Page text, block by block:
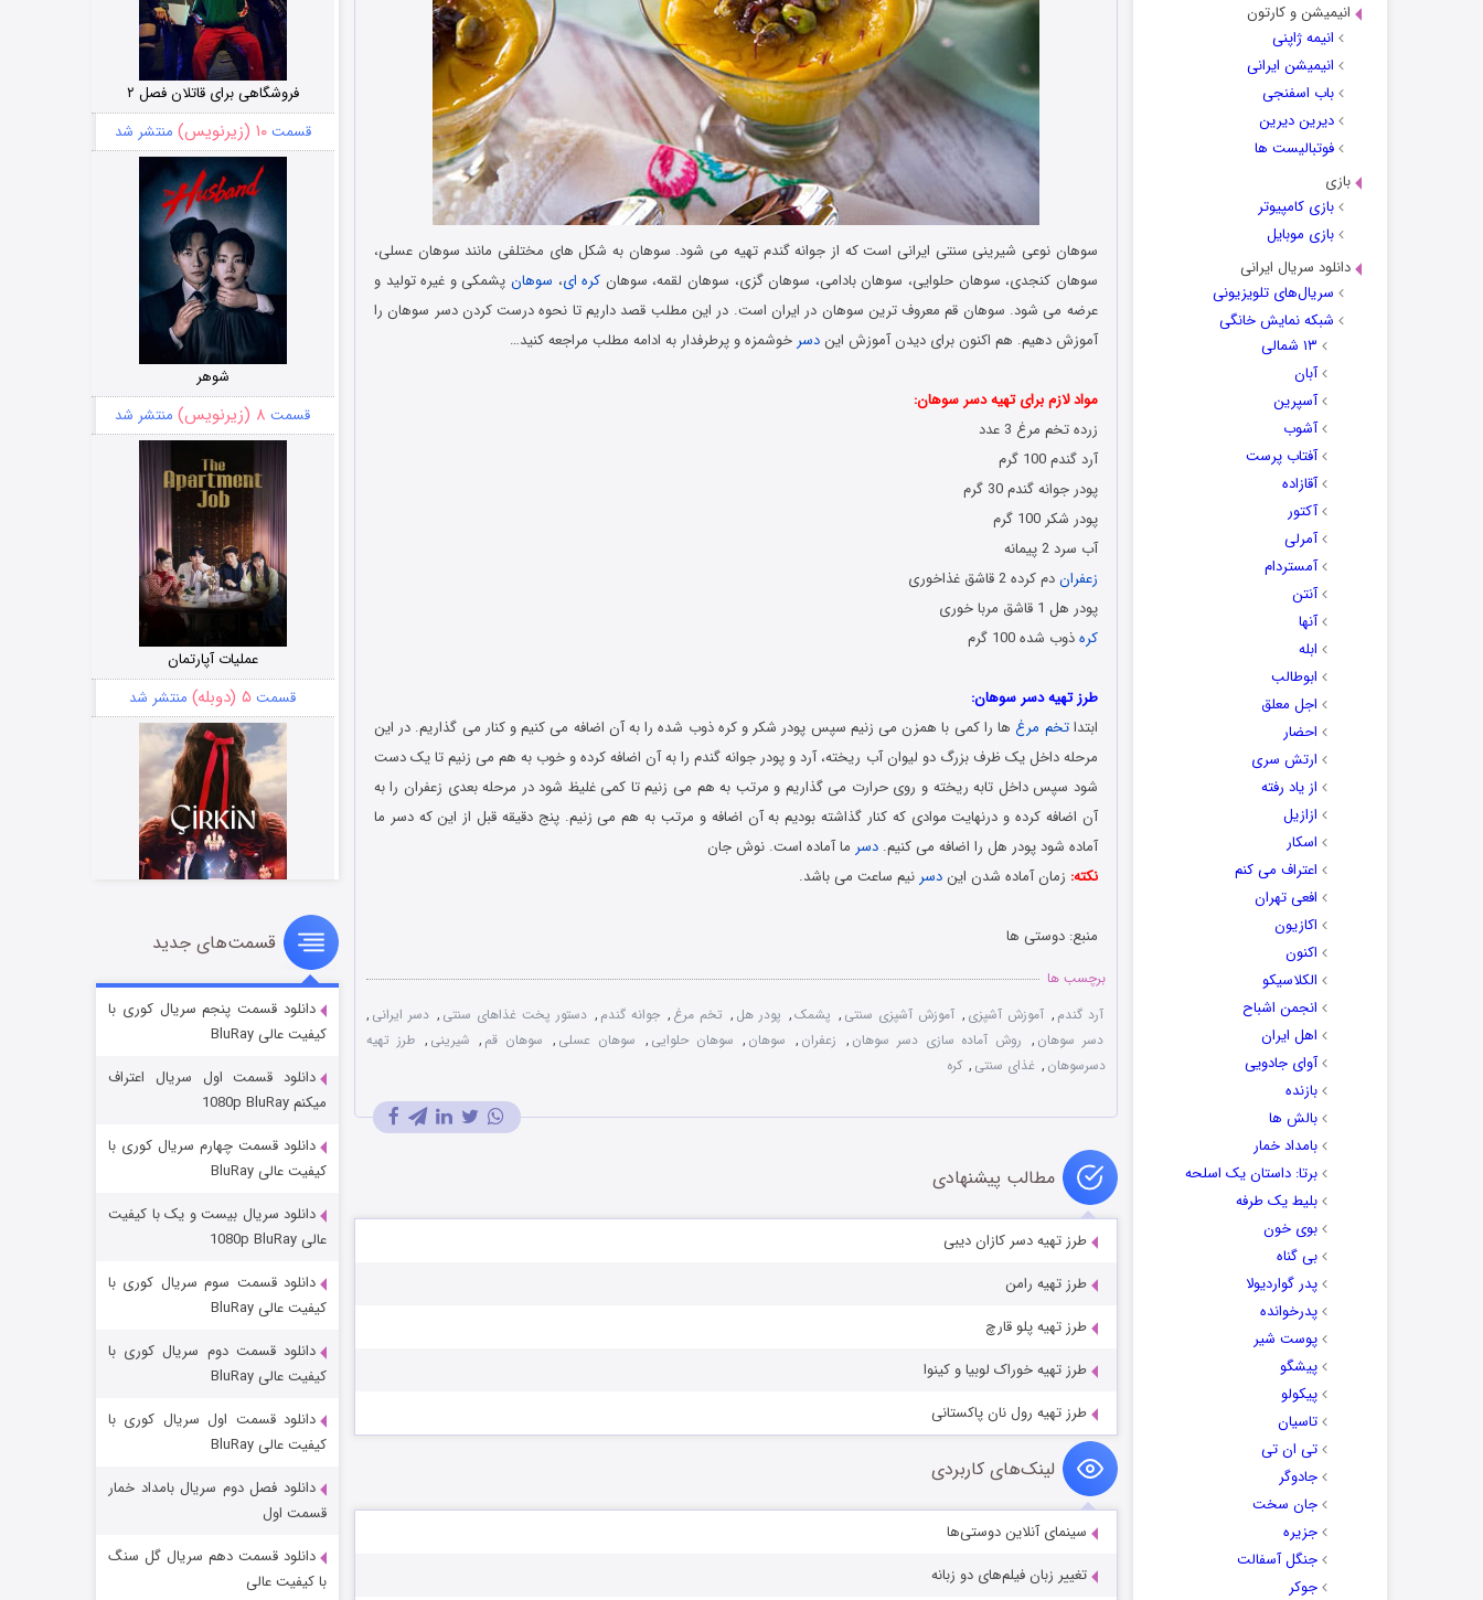
انیمیشن و کارتون
انیمه ژاپنی
انیمیشن ایرانی
باب اسفنجی
دیرین دیرین
فوتبالیست ها
بازی
بازی کامپیوتر
بازی موبایل
دانلود سریال ایرانی
سریال‌های تلویزیونی
شبکه نمایش خانگی
۱۳ شمالی
آبان
آسپرین
آشوب
آفتاب پرست
آقازاده
آکتور
آمرلی
آمستردام
آنتن
آنها
ابله
ابوطالب
اجل معلق
احضار
ارتش سری
از یاد رفته
ازازیل
اسکار
اعتراف می کنم
افعی تهران
اکازیون
اکنون
الکلاسیکو
انجمن اشباح
اهل ایران
آوای جادویی
بازنده
بالش ها
بامداد خمار
برتا: داستان یک اسلحه
بلیط یک‌‌ طرفه
بوی خون
بی گناه
پدر گواردیولا
پدرخوانده
پوست شیر
پیشگو
پیکولو
تاسیان
تی ان تی
جادوگر
جان سخت
جزیره
جنگل آسفالت
جوکر
سوهان نوعی شیرینی سنتی ایرانی است که از جوانه گندم تهیه می ‌شود. سوهان به شکل‌ های مختلفی مانند سوهان عسلی،
سوهان کنجدی، سوهان حلوایی، سوهان بادامی، سوهان گزی، سوهان لقمه، سوهان کره ای، سوهان پشمکی و غیره تولید و
عرضه می‌ شود. سوهان قم معروف ‌ترین سوهان در ایران است. در این مطلب قصد داریم تا نحوه درست کردن دسر سوهان را
آموزش دهیم. هم اکنون برای دیدن آموزش ایندسر خوشمزه و پرطرفدار به ادامه مطلب مراجعه کنید…
مواد لازم برای تهیه دسر سوهان:
زرده تخم مرغ 3 عدد
آرد گندم 100 گرم
پودر جوانه گندم 30 گرم
پودر شکر 100 گرم
آب سرد 2 پیمانه
زعفراندم کرده 2 قاشق غذاخوری
پودر هل 1 قاشق مربا خوری
کرهذوب شده 100 گرم
طرز تهیه دسر سوهان:
ابتداتخم مرغ ها را کمی با همزن می زنیم سپس پودر شکر و کره ذوب شده را به آن اضافه می کنیم و کنار می گذاریم. در این
مرحله داخل یک ظرف بزرگ دو لیوان آب ریخته، آرد و پودر جوانه گندم را به آن اضافه کرده و خوب به هم می زنیم تا یک دست
شود سپس داخل تابه ریخته و روی حرارت می گذاریم و مرتب به هم می زنیم تا کمی غلیظ شود در مرحله بعدی زعفران را به
آن اضافه کرده و درنهایت موادی که کنار گذاشته بودیم به آن اضافه و مرتب به هم می زنیم. پنج دقیقه قبل از این که دسر ما
آماده شود پودر هل را اضافه می کنیم.دسر ما آماده است. نوش جان
نکته: زمان آماده شدن ایندسر نیم ساعت می باشد.
منبع: دوستی ها
برچسب ها
آرد گندم , آموزش آشپزی , آموزش آشپزی سنتی , پشمک, پودر هل , تخم مرغ , جوانه گندم , دستور پخت غذاهای سنتی , دسر ایرانی ,
دسر سوهان , روش آماده سازی دسر سوهان , زعفران , سوهان , سوهان حلوایی , سوهان عسلی , سوهان قم , شیرینی , طرز تهیه
دسرسوهان , غذای سنتی , کره
مطالب پیشنهادی
طرز تهیه دسر کازان دیبی
طرز تهیه رامن
طرز تهیه پلو قارچ
طرز تهیه خوراک لوبیا و کینوا
طرز تهیه رول نان پاکستانی
لینک‌های کاربردی
سینمای آنلاین دوستی‌ها
تغییر زبان فیلم‌های دو زبانه
فروشگاهی برای قاتلان فصل ۲
قسمت۱۰ (زیرنویس) منتشر شد
شوهر
قسمت ۸ (زیرنویس) منتشر شد
عملیات آپارتمان
قسمت ۵ (دوبله) منتشر شد
سریال زشت
قسمت۲ (زیرنویس) منتشر شد
مردگان متحرک: شهر مرده ۳
شکست استوارت در نجات جهان
قسمت ۷ (زیرنویس) منتشر شد
قسمت‌های جدید
دانلود قسمت پنجم سریال کوری با
کیفیت عالی BluRay
دانلود قسمت اول سریال اعتراف
میکنم 1080p BluRay
دانلود قسمت چهارم سریال کوری با
کیفیت عالی BluRay
دانلود سریال بیست و یک با کیفیت
عالی 1080p BluRay
دانلود قسمت سوم سریال کوری با
کیفیت عالی BluRay
دانلود قسمت دوم سریال کوری با
کیفیت عالی BluRay
دانلود قسمت اول سریال کوری با
کیفیت عالی BluRay
دانلود فصل دوم سریال بامداد خمار
قسمت اول
دانلود قسمت دهم سریال گل سنگ
با کیفیت عالی